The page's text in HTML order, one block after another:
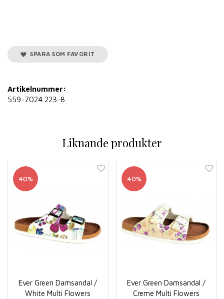
SPARA SOM FAVORIT
Artikelnummer:
559-7024 223-8
Liknande produkter
40%
Ever Green Damsandal /
White Multi Flowers
40%
Ever Green Damsandal /
Creme Multi Flowers